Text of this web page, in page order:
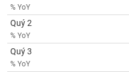
% YoY
Quý 2
% YoY
Quý 3
% YoY